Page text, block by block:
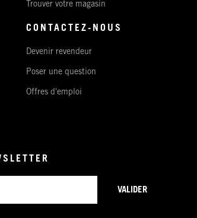
Trouver votre magasin
CONTACTEZ-NOUS
Devenir revendeur
Poser une question
Offres d'emploi
VALIDER